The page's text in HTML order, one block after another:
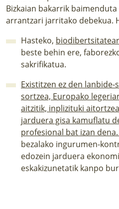
Bizkaian bakarrik
arrantzari jarritako debekua.
Hasteko,
beste behin ere,
sakrifikatua.
Existitzen ez den
sortzea, Europako
aitzitik, inplizituki
jarduera gisa kamuflatu
profesional bat izan dena.
bezalako ingurumen-
edozein jarduera
eskakizunetatik kanpo